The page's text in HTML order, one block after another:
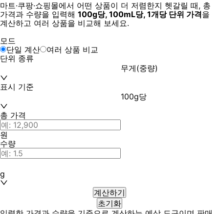
마트·쿠팡·쇼핑몰에서 어떤 상품이 더 저렴한지 헷갈릴 때, 총
가격과 수량을 입력해 100g당, 100mL당, 1개당 단위 가격을
계산하고 여러 상품을 비교해 보세요.
모드
단일 계산
여러 상품 비교
단위 종류
무게(중량)
표시 기준
100g당
총 가격
원
수량
g
계산하기
초기화